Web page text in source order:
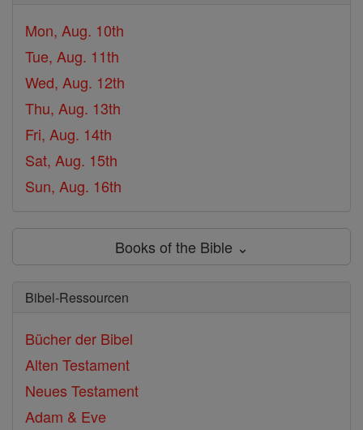
Mon, Aug. 10th
Tue, Aug. 11th
Wed, Aug. 12th
Thu, Aug. 13th
Fri, Aug. 14th
Sat, Aug. 15th
Sun, Aug. 16th
Books of the Bible ⌄
Bibel-Ressourcen
Bücher der Bibel
Alten Testament
Neues Testament
Adam & Eve